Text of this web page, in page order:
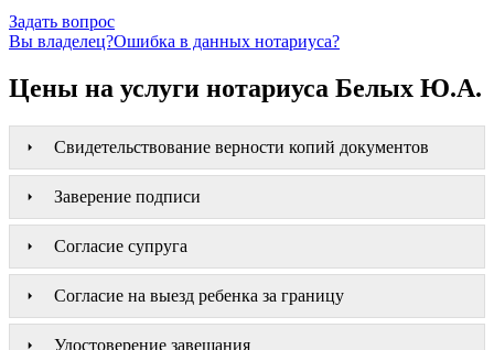
Задать вопрос
Вы владелец?Ошибка в данных нотариуса?
Цены на услуги нотариуса Белых Ю.А.
Свидетельствование верности копий документов
Заверение подписи
Согласие супруга
Согласие на выезд ребенка за границу
Удостоверение завещания